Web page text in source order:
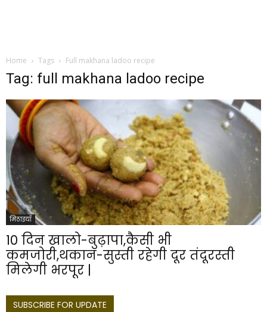
Home Tags Full makhana ladoo recipe
Tag: full makhana ladoo recipe
मिठाइयाँ
10 दिन खालो-बुढ़ापा,कैसी भी
कमजोरी,थकान-सुस्ती रहेगी दूर तंदूरस्ती
मिलेगी भरपूर |
SUBSCRIBE FOR UPDATE